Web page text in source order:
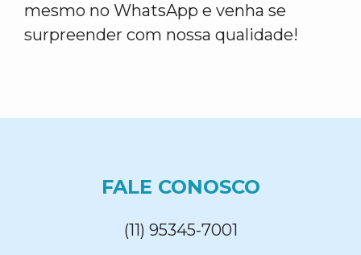
mesmo no WhatsApp e venha se
surpreender com nossa qualidade!
FALE CONOSCO
(11) 95345-7001